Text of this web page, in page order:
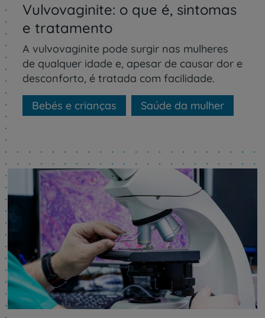
Vulvovaginite: o que é, sintomas
e tratamento
A vulvovaginite pode surgir nas mulheres
de qualquer idade e, apesar de causar dor e
desconforto, é tratada com facilidade.
Bebés e crianças
Saúde da mulher